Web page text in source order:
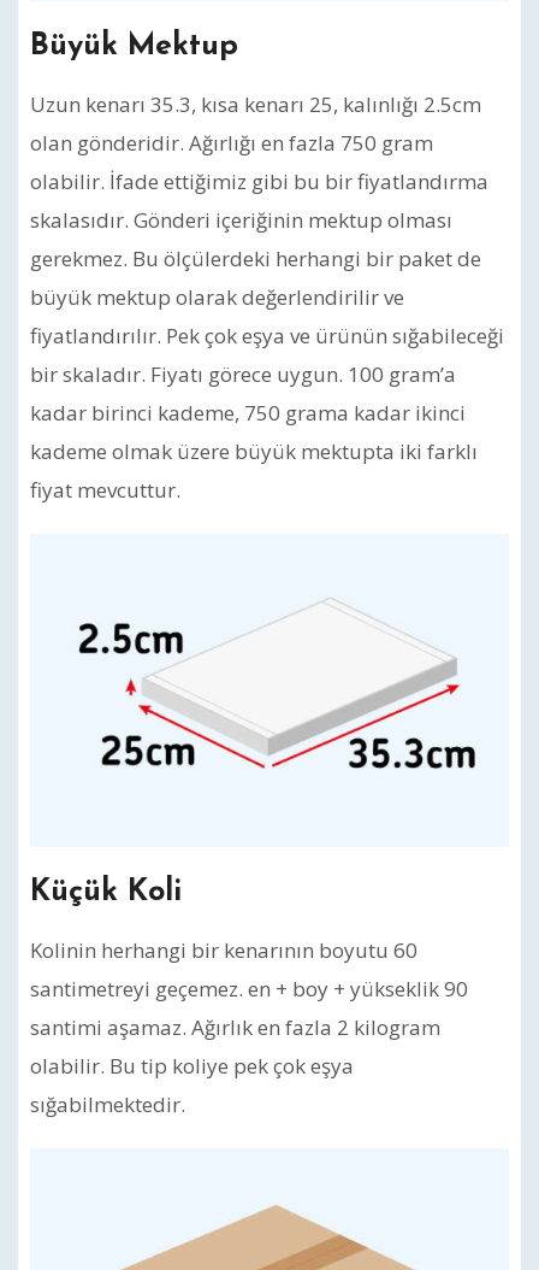
Büyük Mektup
Uzun kenarı 35.3, kısa kenarı 25, kalınlığı 2.5cm
olan gönderidir. Ağırlığı en fazla 750 gram
olabilir. İfade ettiğimiz gibi bu bir fiyatlandırma
skalasıdır. Gönderi içeriğinin mektup olması
gerekmez. Bu ölçülerdeki herhangi bir paket de
büyük mektup olarak değerlendirilir ve
fiyatlandırılır. Pek çok eşya ve ürünün sığabileceği
bir skaladır. Fiyatı görece uygun. 100 gram’a
kadar birinci kademe, 750 grama kadar ikinci
kademe olmak üzere büyük mektupta iki farklı
fiyat mevcuttur.
Küçük Koli
Kolinin herhangi bir kenarının boyutu 60
santimetreyi geçemez. en + boy + yükseklik 90
santimi aşamaz. Ağırlık en fazla 2 kilogram
olabilir. Bu tip koliye pek çok eşya
sığabilmektedir.